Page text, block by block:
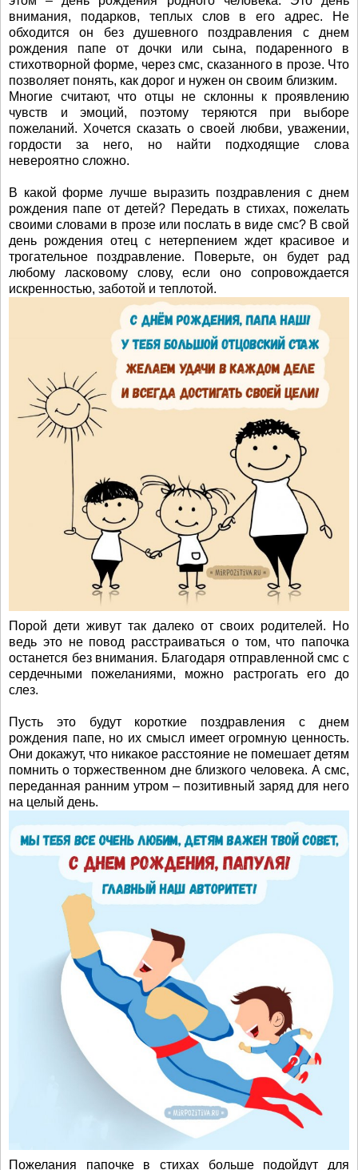
внимания, подарков, теплых слов в его адрес. Не
обходится он без душевного поздравления с днем
рождения папе от дочки или сына, подаренного в
стихотворной форме, через смс, сказанного в прозе. Что
позволяет понять, как дорог и нужен он своим близким.
Многие считают, что отцы не склонны к проявлению
чувств и эмоций, поэтому теряются при выборе
пожеланий. Хочется сказать о своей любви, уважении,
гордости за него, но найти подходящие слова
невероятно сложно.
В какой форме лучше выразить поздравления с днем
рождения папе от детей? Передать в стихах, пожелать
своими словами в прозе или послать в виде смс? В свой
день рождения отец с нетерпением ждет красивое и
трогательное поздравление. Поверьте, он будет рад
любому ласковому слову, если оно сопровождается
искренностью, заботой и теплотой.
Порой дети живут так далеко от своих родителей. Но
ведь это не повод расстраиваться о том, что папочка
останется без внимания. Благодаря отправленной смс с
сердечными пожеланиями, можно растрогать его до
слез.
Пусть это будут короткие поздравления с днем
рождения папе, но их смысл имеет огромную ценность.
Они докажут, что никакое расстояние не помешает детям
помнить о торжественном дне близкого человека. А смс,
переданная ранним утром – позитивный заряд для него
на целый день.
Пожелания папочке в стихах больше подойдут для